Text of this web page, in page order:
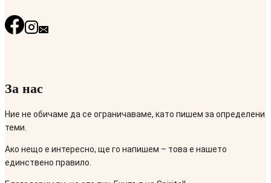
За нас
Ние не обичаме да се ограничаваме, като пишем за определени
теми.
Ако нещо е интересно, ще го напишем – това е нашето
единствено правило.